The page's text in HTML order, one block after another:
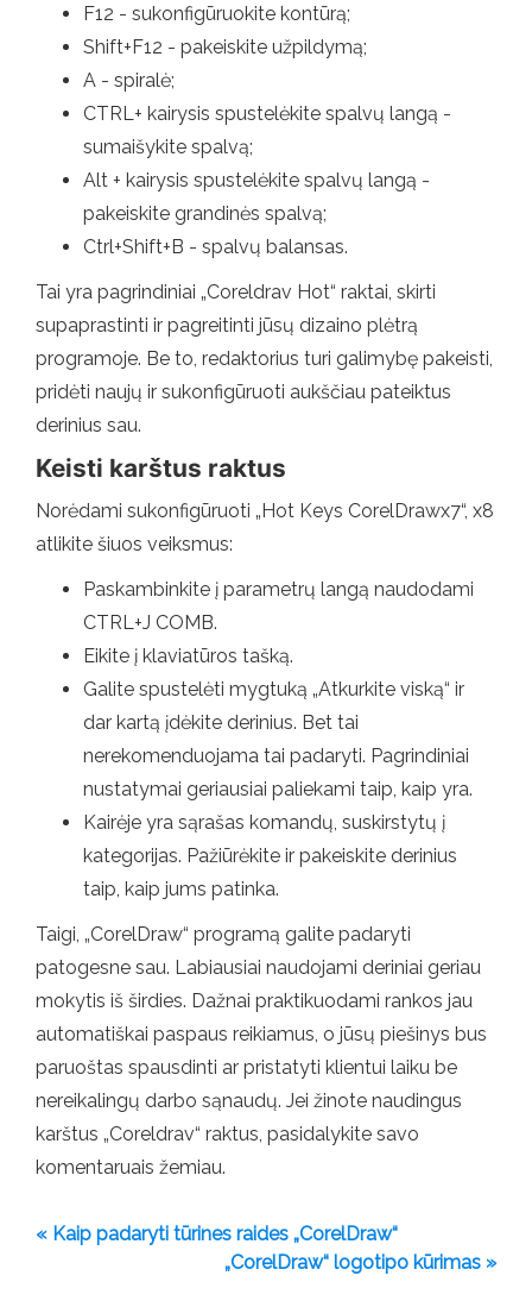
F12 - sukonfigūruokite kontūrą;
Shift+F12 - pakeiskite užpildymą;
A - spiralė;
CTRL+ kairysis spustelėkite spalvų langą -
sumaišykite spalvą;
Alt + kairysis spustelėkite spalvų langą -
pakeiskite grandinės spalvą;
Ctrl+Shift+B - spalvų balansas.
Tai yra pagrindiniai „Coreldrav Hot“ raktai, skirti
supaprastinti ir pagreitinti jūsų dizaino plėtrą
programoje. Be to, redaktorius turi galimybę pakeisti,
pridėti naujų ir sukonfigūruoti aukščiau pateiktus
derinius sau.
Keisti karštus raktus
Norėdami sukonfigūruoti „Hot Keys CorelDrawx7“, x8
atlikite šiuos veiksmus:
Paskambinkite į parametrų langą naudodami
CTRL+J COMB.
Eikite į klaviatūros tašką.
Galite spustelėti mygtuką „Atkurkite viską“ ir
dar kartą įdėkite derinius. Bet tai
nerekomenduojama tai padaryti. Pagrindiniai
nustatymai geriausiai paliekami taip, kaip yra.
Kairėje yra sąrašas komandų, suskirstytų į
kategorijas. Pažiūrėkite ir pakeiskite derinius
taip, kaip jums patinka.
Taigi, „CorelDraw“ programą galite padaryti
patogesne sau. Labiausiai naudojami deriniai geriau
mokytis iš širdies. Dažnai praktikuodami rankos jau
automatiškai paspaus reikiamus, o jūsų piešinys bus
paruoštas spausdinti ar pristatyti klientui laiku be
nereikalingų darbo sąnaudų. Jei žinote naudingus
karštus „Coreldrav“ raktus, pasidalykite savo
komentaruais žemiau.
« Kaip padaryti tūrines raides „CorelDraw“
„CorelDraw“ logotipo kūrimas »